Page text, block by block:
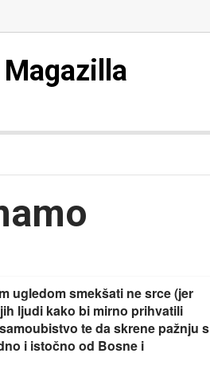
Magazilla
ugledom smekšati ne srce (jer
ljudi kako bi mirno prihvatili
te da skrene pažnju s
i istočno od Bosne i